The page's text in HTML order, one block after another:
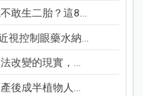
敢生二胎？這8...
視控制眼藥水納...
改變的現實，...
後成半植物人...